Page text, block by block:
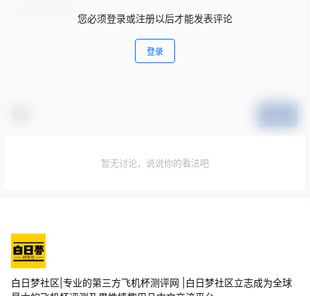
您必须登录或注册以后才能发表评论
登录
暂无讨论，说说你的看法吧
白日梦社区|专业的第三方飞机杯测评网 |白日梦社区立志成为全球